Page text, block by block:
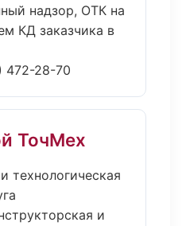
надзор, ОТК на
КД заказчика в
472-28-70
ТочМех
технологическая
и